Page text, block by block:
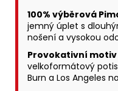
100% výběrová
jemný úplet s
nošení a vysokou
Provokativní motiv
velkoformátový
Burn a Los Angeles